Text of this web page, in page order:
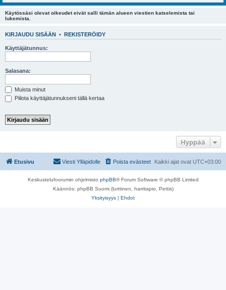
Käytössäsi olevat oikeudet eivät salli tämän alueen viestien katselemista tai
lukemista.
KIRJAUDU SISÄÄN • REKISTERÖIDY
Käyttäjätunnus:
Salasana:
Muista minut
Piilota käyttäjätunnukseni tällä kertaa
Hyppää
Etusivu Kaikki ajat ovat UTC+03:00
Poista evästeet
Viesti Ylläpidolle
Keskustelufoorumin ohjelmisto phpBB® Forum Software © phpBB Limited
Käännös: phpBB Suomi (lurttinen, harritapio, Pettis)
Yksityisyys | Ehdot